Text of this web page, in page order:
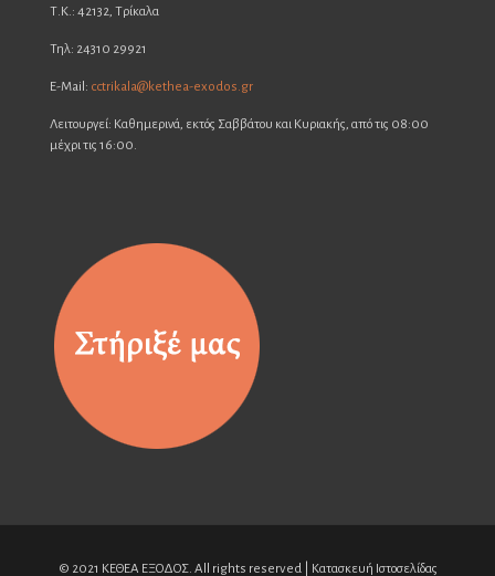
Τ.Κ.: 42132, Τρίκαλα
Τηλ: 24310 29921
E-Mail: cctrikala@kethea-exodos.gr
Λειτουργεί: Καθημερινά, εκτός Σαββάτου και Κυριακής, από τις 08:00
μέχρι τις 16:00.
© 2021 ΚΕΘΕΑ ΕΞΟΔΟΣ. All rights reserved | Κατασκευή Ιστοσελίδας